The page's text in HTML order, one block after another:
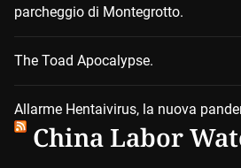
parcheggio di Montegrotto.
The Toad Apocalypse.
Allarme Hentaivirus, la nuova
China Labor